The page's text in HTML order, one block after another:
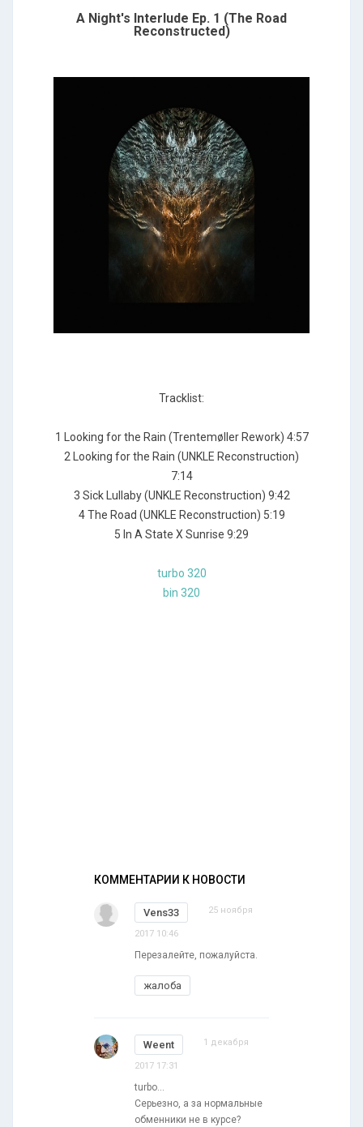
A Night's Interlude Ep. 1 (The Road
Reconstructed)
Tracklist:
1 Looking for the Rain (Trentemøller Rework) 4:57
2 Looking for the Rain (UNKLE Reconstruction)
7:14
3 Sick Lullaby (UNKLE Reconstruction) 9:42
4 The Road (UNKLE Reconstruction) 5:19
5 In A State X Sunrise 9:29
turbo 320
bin 320
КОММЕНТАРИИ К НОВОСТИ
Vens33 25 ноября
2017 10:46
Перезалейте, пожалуйста.
жалоба
Weent 1 декабря
2017 17:31
turbo...
Серьезно, а за нормальные
обменники не в курсе?